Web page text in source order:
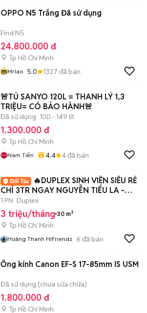
OPPO N5 Trắng Đã sử dụng
Find N5
24.800.000 đ
Tp Hồ Chí Minh
mMrlao 5.0 1327 đã bán
🚨TỦ SANYO 120L = THANH LÝ 1,3
TRIỆU= CÓ BẢO HÀNH🚨
Đã sử dụng 100 - 149 lít
1.300.000 đ
Tp Hồ Chí Minh
Nam Tiến 4.4 4đã bán
🔥DUPLEX SINH VIÊN SIÊU RẺ
CHỈ 3TR NGAY NGUYỄN TIỂU LA -
Q10🔥
1 PN Duplex
3 triệu/tháng 30 m²
Tp Hồ Chí Minh
Hoàng Thanh HiFriendz 6 đã bán
Ống kính Canon EF-S 17-85mm IS USM
Đã sử dụng (chưa sửa chữa)
1.800.000 đ
Tp Hồ Chí Minh